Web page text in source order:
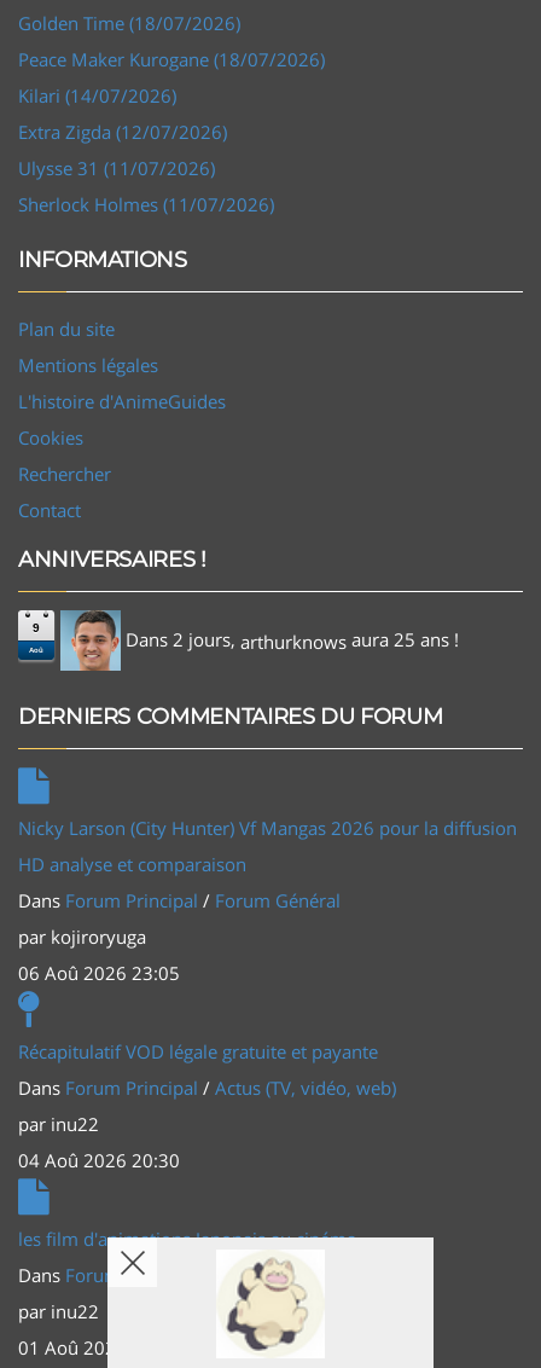
Golden Time (18/07/2026)
Peace Maker Kurogane (18/07/2026)
Kilari (14/07/2026)
Extra Zigda (12/07/2026)
Ulysse 31 (11/07/2026)
Sherlock Holmes (11/07/2026)
INFORMATIONS
Plan du site
Mentions légales
L'histoire d'AnimeGuides
Cookies
Rechercher
Contact
ANNIVERSAIRES !
9
Aoû Dans 2 jours, arthurknows aura 25 ans !
DERNIERS COMMENTAIRES DU FORUM
Nicky Larson (City Hunter) Vf Mangas 2026 pour la diffusion
HD analyse et comparaison
Dans Forum Principal / Forum Général
par kojiroryuga
06 Aoû 2026 23:05
Récapitulatif VOD légale gratuite et payante
Dans Forum Principal / Actus (TV, vidéo, web)
par inu22
04 Aoû 2026 20:30
les film d'animations Japonais au cinéma
Dans Forum Principal
Actus (TV, vidéo, web)
par inu22
01 Aoû 2026 20:56